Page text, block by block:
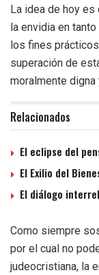
La idea de hoy
la envidia en
los fines
superación de
moralmente digna
Relacionados
El eclipse del
El Exilio del
El diálogo
Como siempre
por el cual no
judeocristiana, la